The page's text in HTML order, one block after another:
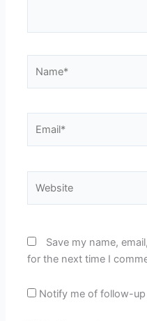
Save my name,
for the next time I
Notify me of follow-